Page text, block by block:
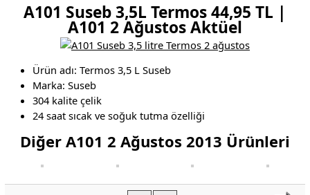
A101 Suseb 3,5L Termos 44,95 TL |
A101 2 Ağustos Aktüel
Ürün adı: Termos 3,5 L Suseb
Marka: Suseb
304 kalite çelik
24 saat sıcak ve soğuk tutma özelliği
Diğer A101 2 Ağustos 2013 Ürünleri